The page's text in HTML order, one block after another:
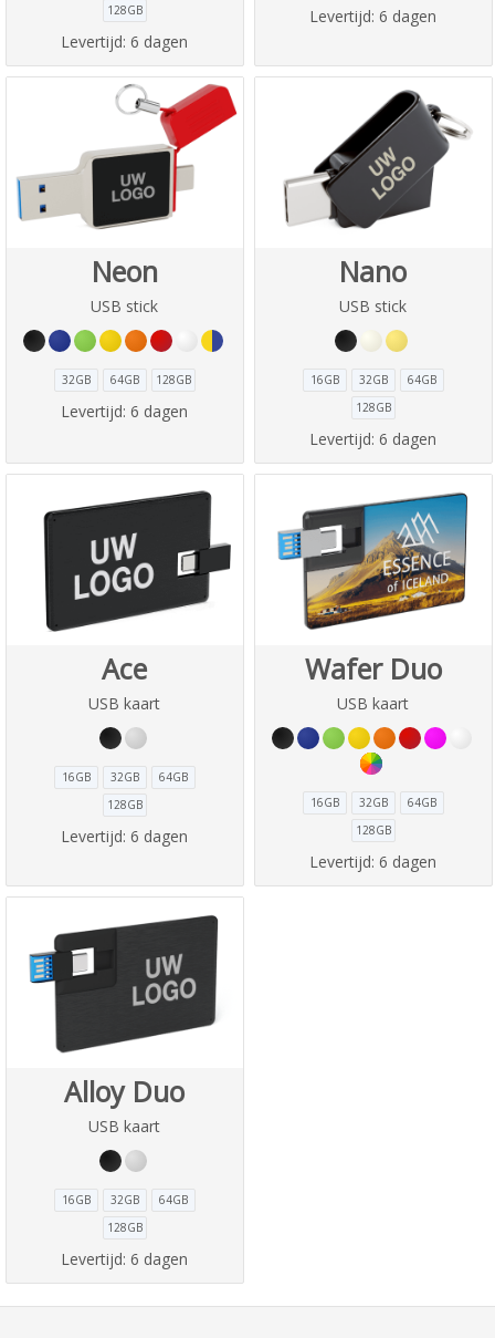
128GB
Levertijd: 6 dagen
Levertijd: 6 dagen
Neon
USB stick
32GB 64GB 128GB
Levertijd: 6 dagen
Nano
USB stick
16GB 32GB
64GB
128GB
Levertijd: 6 dagen
Ace
USB kaart
16GB 32GB
64GB
128GB
Levertijd: 6 dagen
Wafer Duo
USB kaart
16GB 32GB
64GB
128GB
Levertijd: 6 dagen
Alloy Duo
USB kaart
16GB 32GB
64GB
128GB
Levertijd: 6 dagen